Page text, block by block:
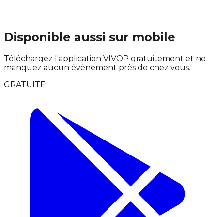
Disponible aussi sur mobile
Téléchargez l'application VIVOP gratuitement et ne
manquez aucun événement près de chez vous.
GRATUITE